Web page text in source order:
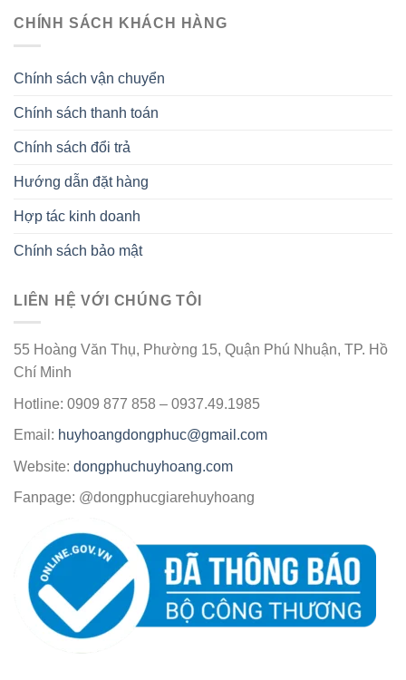
CHÍNH SÁCH KHÁCH HÀNG
Chính sách vận chuyển
Chính sách thanh toán
Chính sách đổi trả
Hướng dẫn đặt hàng
Hợp tác kinh doanh
Chính sách bảo mật
LIÊN HỆ VỚI CHÚNG TÔI
55 Hoàng Văn Thụ, Phường 15, Quận Phú Nhuận, TP. Hồ
Chí Minh
Hotline: 0909 877 858 – 0937.49.1985
Email: huyhoangdongphuc@gmail.com
Website: dongphuchuyhoang.com
Fanpage: @dongphucgiarehuyhoang